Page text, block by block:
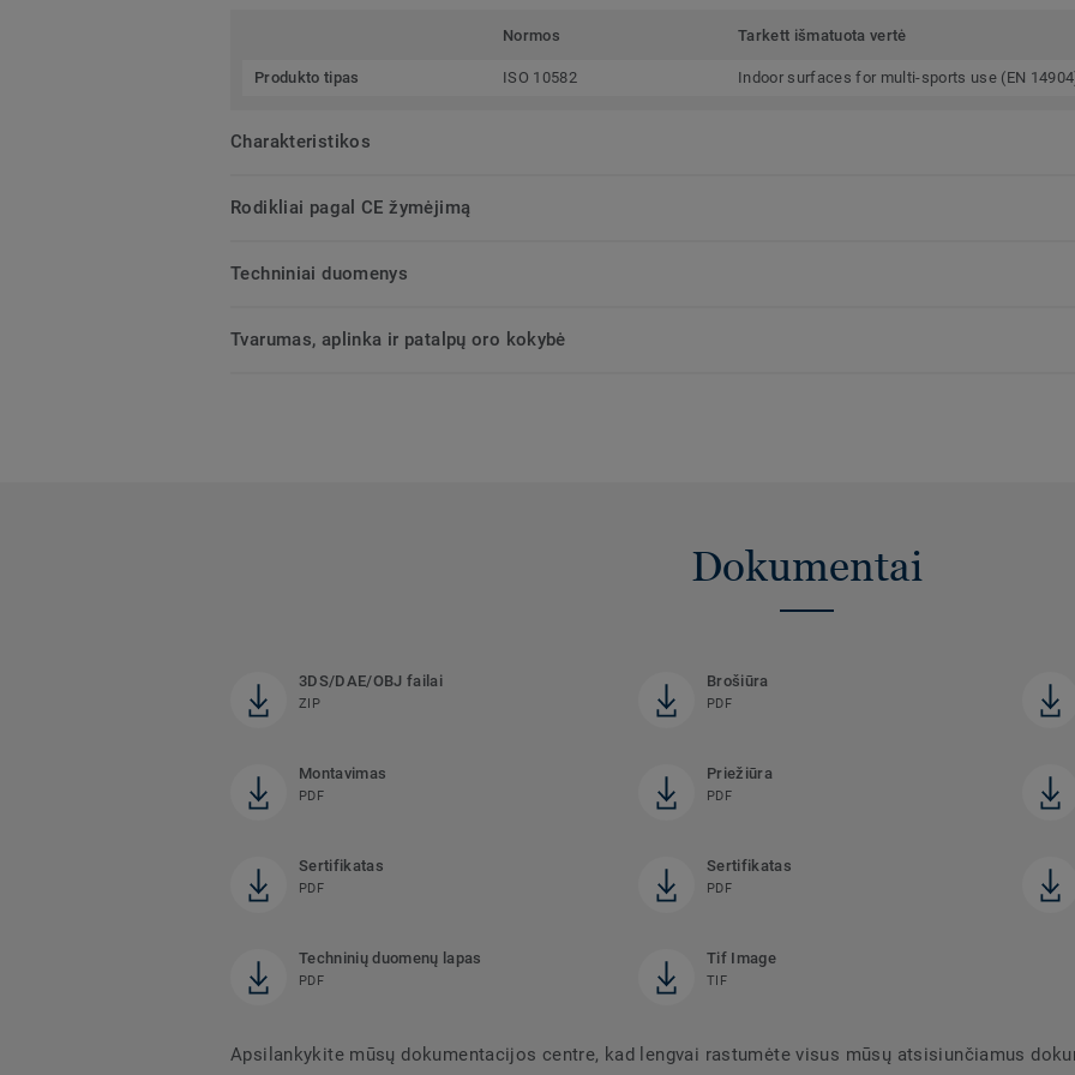
Normos Tarkett išmatuota vertė
Produkto tipas ISO 10582 Indoor surfaces for multi-sports use (EN
Charakteristikos
Rodikliai pagal CE žymėjimą
Techniniai duomenys
Tvarumas, aplinka ir patalpų oro kokybė
Dokumentai
3DS/DAE/OBJ failai
ZIP
Brošiūra
PDF
Montavimas
PDF
Priežiūra
PDF
Sertifikatas
PDF
Sertifikatas
PDF
Techninių duomenų lapas
PDF
Tif Image
TIF
Apsilankykite mūsų dokumentacijos centre, kad lengvai rastumėte visus mūsų atsisiunčiamus